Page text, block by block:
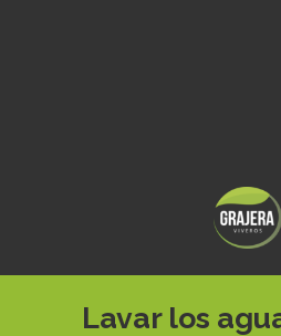
Lavar los